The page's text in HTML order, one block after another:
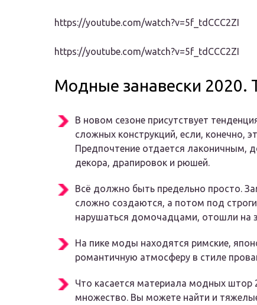
https://youtube.com/watch?v=5f_tdCCC2ZI
https://youtube.com/watch?v=5f_tdCCC2ZI
Модные занавески 2020.
В новом сезоне присутствует
сложных конструкций, если, конечно,
Предпочтение отдается лаконичным,
декора, драпировок и рюшей.
Всё должно быть предельно просто.
сложно создаются, а потом под
нарушаться домочадцами, отошли на
На пике моды находятся римские,
романтичную атмосферу в стиле
Что касается материала модных штор
множество. Вы можете найти и